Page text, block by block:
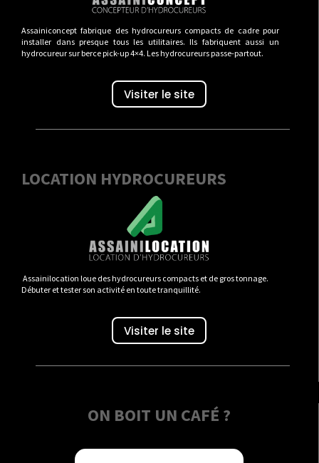
Assainiconcept fabrique des hydrocureurs compacts de cadre pour
installer dans presque tous les utilitaires. Ils fabriquent aussi un
hydrocureur sur berce pick-up 4×4. Les hydrocureurs passe-partout.
Visiter le site
LOCATION HYDROCUREURS
Assainilocation loue des hydrocureurs compacts et de gros tonnage.
Débuter et tester son activité en toute tranquillité.
Visiter le site
ON BOIT UN CAFÉ ?